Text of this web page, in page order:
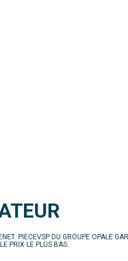
PIECEVSP DU GROUPE OPALE
PRIX LE PLUS BAS.